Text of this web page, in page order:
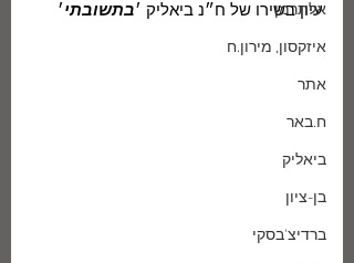
אלתרמן
איזקסון, מירון.ח
אתר
ח.באר
ביאליק
בן-ציון
ברדיצ'בסקי
עיון בשירו של ח״נ ביאליק ׳בתשובתי׳